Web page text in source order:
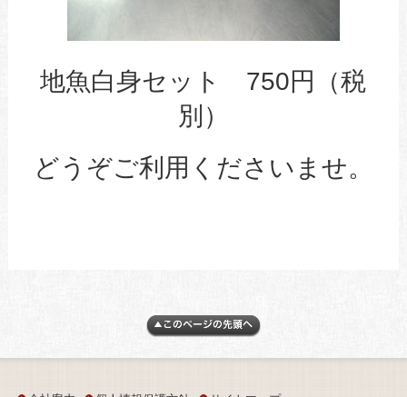
地魚白身セット 750円（税
別）
どうぞご利用くださいませ。